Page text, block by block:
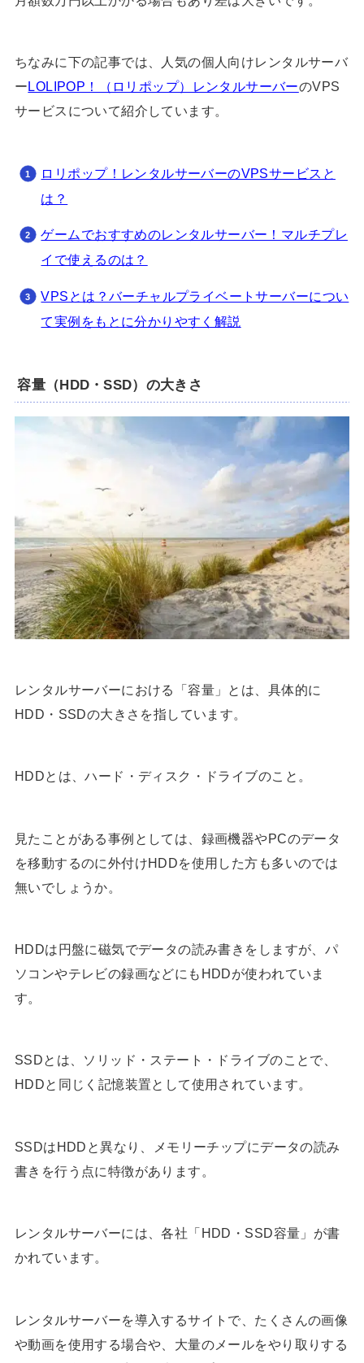
ちなみに下の記事では、人気の個人向けレンタルサーバ
ー LOLIPOP！（ロリポップ）レンタルサーバーのVPS
サービスについて紹介しています。
ロリポップ！レンタルサーバーのVPSサービスと
は？
ゲームでおすすめのレンタルサーバー！マルチプレ
イで使えるのは？
VPSとは？バーチャルプライベートサーバーについ
て実例をもとに分かりやすく解説
容量（HDD・SSD）の大きさ
レンタルサーバーにおける「容量」とは、具体的に
HDD・SSDの大きさを指しています。
HDDとは、ハード・ディスク・ドライブのこと。
見たことがある事例としては、録画機器やPCのデータ
を移動するのに外付けHDDを使用した方も多いのでは
無いでしょうか。
HDDは円盤に磁気でデータの読み書きをしますが、パ
ソコンやテレビの録画などにもHDDが使われていま
す。
SSDとは、ソリッド・ステート・ドライブのことで、
HDDと同じく記憶装置として使用されています。
SSDはHDDと異なり、メモリーチップにデータの読み
書きを行う点に特徴があります。
レンタルサーバーには、各社「HDD・SSD容量」が書
かれています。
レンタルサーバーを導入するサイトで、たくさんの画像
や動画を使用する場合や、大量のメールをやり取りする